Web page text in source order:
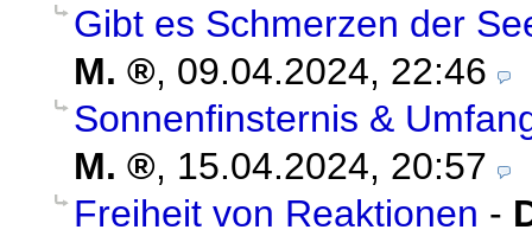
Gibt es Schmerzen der
M.
, 09.04.2024, 22:46
Sonnenfinsternis &
M.
, 15.04.2024, 20:57
Freiheit von Reaktionen -